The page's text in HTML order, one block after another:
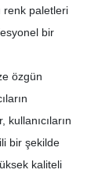
renk paletleri
bir
özgün
kullanıcıların
bir şekilde
kaliteli